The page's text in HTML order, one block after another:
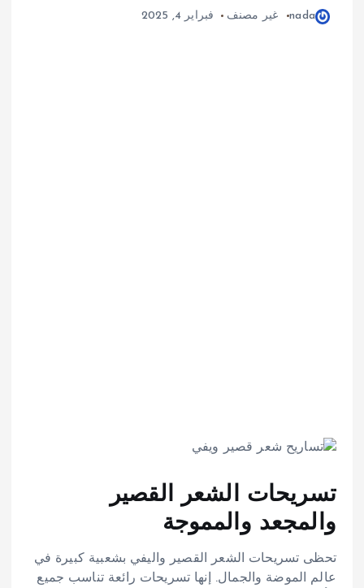
nada غير مصنف فبراير 4, 2025
تسريحات الشعر القصير
والمجعد والمموجة
تحظى تسريحات الشعر القصير واليفي بشعبية كبيرة في
عالم الموضة والجمال. إنها تسريحات رائعة تناسب جميع